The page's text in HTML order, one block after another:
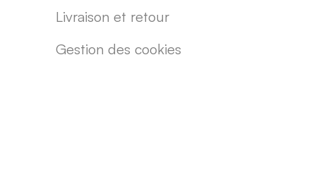
Livraison et retour
Gestion des cookies